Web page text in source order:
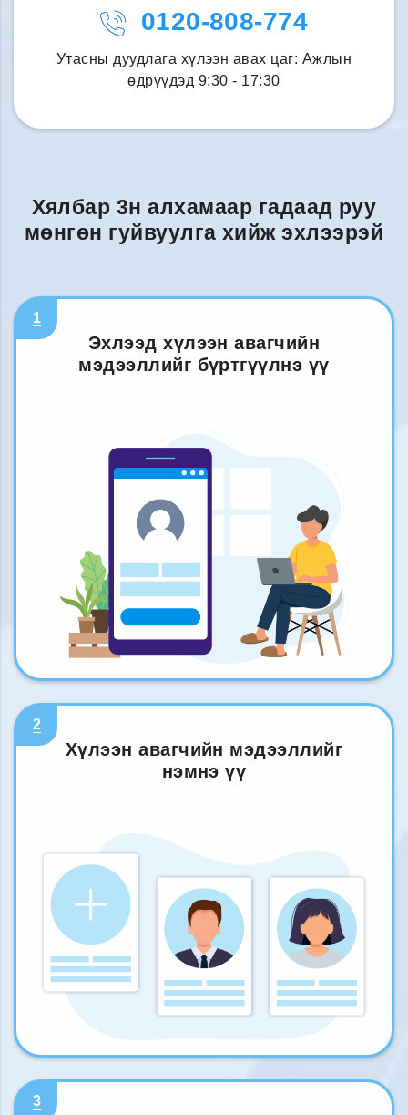
0120-808-774
Утасны дуудлага хүлээн авах цаг: Ажлын
өдрүүдэд 9:30 - 17:30
Хялбар 3н алхамаар гадаад руу
мөнгөн гуйвуулга хийж эхлээрэй
1
Эхлээд хүлээн авагчийн
мэдээллийг бүртгүүлнэ үү
2
Хүлээн авагчийн мэдээллийг
нэмнэ үү
3